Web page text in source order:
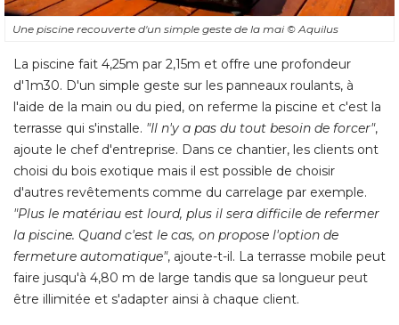
Une piscine recouverte d'un simple geste de la mai © Aquilus
La piscine fait 4,25m par 2,15m et offre une profondeur
d'1m30. D'un simple geste sur les panneaux roulants, à
l'aide de la main ou du pied, on referme la piscine et c'est la
terrasse qui s'installe. "Il n'y a pas du tout besoin de forcer",
ajoute le chef d'entreprise. Dans ce chantier, les clients ont
choisi du bois exotique mais il est possible de choisir
d'autres revêtements comme du carrelage par exemple.
"Plus le matériau est lourd, plus il sera difficile de refermer
la piscine. Quand c'est le cas, on propose l'option de
fermeture automatique", ajoute-t-il. La terrasse mobile peut
faire jusqu'à 4,80 m de large tandis que sa longueur peut
être illimitée et s'adapter ainsi à chaque client.